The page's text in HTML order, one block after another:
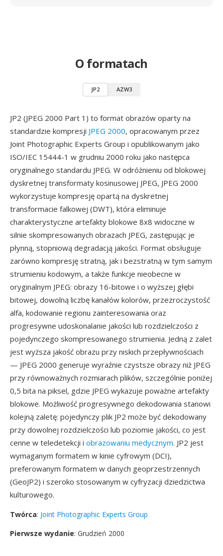
O formatach
JP2 AZW3
JP2 (JPEG 2000 Part 1) to format obrazów oparty na
standardzie kompresji JPEG 2000, opracowanym przez
Joint Photographic Experts Group i opublikowanym jako
ISO/IEC 15444-1 w grudniu 2000 roku jako następca
oryginalnego standardu JPEG. W odróżnieniu od blokowej
dyskretnej transformaty kosinusowej JPEG, JPEG 2000
wykorzystuje kompresję opartą na dyskretnej
transformacie falkowej (DWT), która eliminuje
charakterystyczne artefakty blokowe 8x8 widoczne w
silnie skompresowanych obrazach JPEG, zastępując je
płynną, stopniową degradacją jakości. Format obsługuje
zarówno kompresję stratną, jak i bezstratną w tym samym
strumieniu kodowym, a także funkcje nieobecne w
oryginalnym JPEG: obrazy 16-bitowe i o wyższej głębi
bitowej, dowolną liczbę kanałów kolorów, przezroczystość
alfa, kodowanie regionu zainteresowania oraz
progresywne udoskonalanie jakości lub rozdzielczości z
pojedynczego skompresowanego strumienia. Jedną z zalet
jest wyższa jakość obrazu przy niskich przepływnościach
— JPEG 2000 generuje wyraźnie czystsze obrazy niż JPEG
przy równoważnych rozmiarach plików, szczególnie poniżej
0,5 bita na piksel, gdzie JPEG wykazuje poważne artefakty
blokowe. Możliwość progresywnego dekodowania stanowi
kolejną zaletę: pojedynczy plik JP2 może być dekodowany
przy dowolnej rozdzielczości lub poziomie jakości, co jest
cenne w teledetekcji i obrazowaniu medycznym. JP2 jest
wymaganym formatem w kinie cyfrowym (DCI),
preferowanym formatem w danych geoprzestrzennych
(GeoJP2) i szeroko stosowanym w cyfryzacji dziedzictwa
kulturowego.
Twórca: Joint Photographic Experts Group
Pierwsze wydanie: Grudzień 2000